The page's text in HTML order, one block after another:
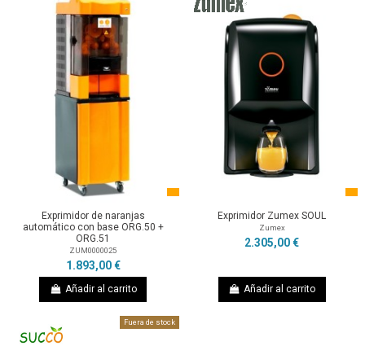
Exprimidor de naranjas
automático con base ORG.50 +
ORG.51
ZUM0000025
1.893,00 €
Añadir al carrito
Exprimidor Zumex SOUL
Zumex
2.305,00 €
Añadir al carrito
Fuera de stock